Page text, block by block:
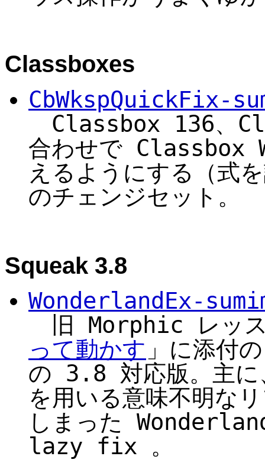
Classboxes
CbWkspQuickFix-
Classbox 136、
合わせで Classbox
えるようにする（式
のチェンジセット。
Squeak 3.8
WonderlandEx-
旧 Morphic レッス
って動かす 」に添付
の 3.8 対応版。主
を用いる意味不明な
しまった
lazy fix 。